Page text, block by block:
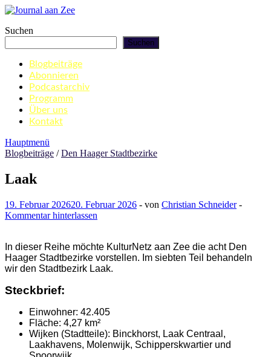
Zum
springen
Journal aan Zee
Suchen
Suchen
Blogbeiträge
Abonnieren
Podcastarchiv
Programm
Über uns
Kontakt
Hauptmenü
Blogbeiträge /Den Haager Stadtbezirke
Laak
19. Februar 202620. Februar 2026 - von Christian Schneider-
Kommentar hinterlassen
In dieser Reihe möchte KulturNetz aan Zee die acht Den
Haager Stadtbezirke vorstellen. Im siebten Teil behandeln
wir den Stadtbezirk Laak.
Steckbrief:
Einwohner: 42.405
Fläche: 4,27 km²
Wijken (Stadtteile): Binckhorst, Laak Centraal,
Laakhavens, Molenwijk, Schipperskwartier und